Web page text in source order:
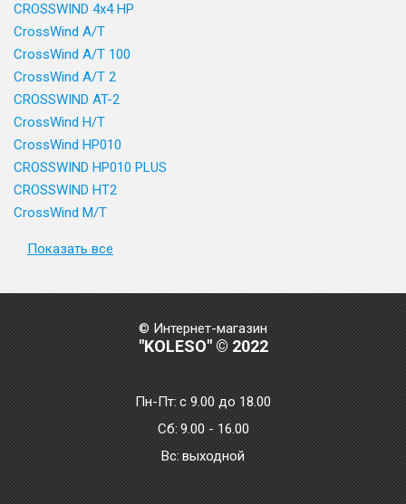
CROSSWIND 4x4 HP
CrossWind A/T
CrossWind A/T 100
CrossWind A/T 2
CROSSWIND AT-2
CrossWind H/T
CrossWind HP010
CROSSWIND HP010 PLUS
CROSSWIND HT2
CrossWind M/T
Показать все
© Интернет-магазин
"KOLESO" © 2022
Пн-Пт:с 9.00 до 18.00
Сб: 9.00 - 16.00
Bc: выходной